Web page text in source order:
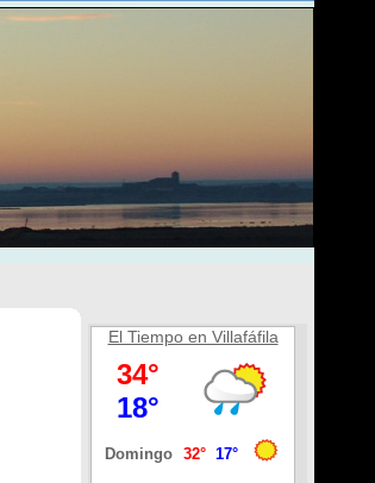
El Tiempo en Villafáfila